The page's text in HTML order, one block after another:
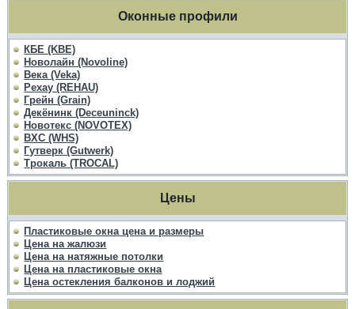
Оконные профили
КБЕ (KBE)
Новолайн (Novoline)
Века (Veka)
Рехау (REHAU)
Грейн (Grain)
Декёнинк (Deceuninck)
Новотекс (NOVOTEX)
ВХС (WHS)
Гутверк (Gutwerk)
Трокаль (TROCAL)
Цены
Пластиковые окна цена и размеры
Цена на жалюзи
Цена на натяжные потолки
Цена на пластиковые окна
Цена остекления балконов и лоджий